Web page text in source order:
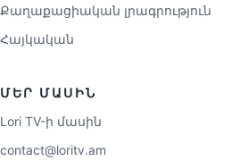
Քաղաքացիական լրագրություն
Հայկական
ՄԵՐ ՄԱՍԻՆ
Lori TV-ի մասին
contact@loritv.am